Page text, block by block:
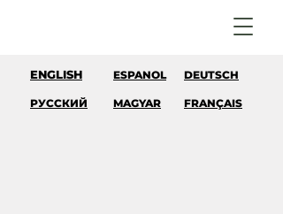
ENGLISH ESPANOL DEUTSCH
РУССКИЙ MAGYAR FRANÇAIS